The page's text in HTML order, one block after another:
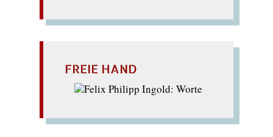
FREIE HAND